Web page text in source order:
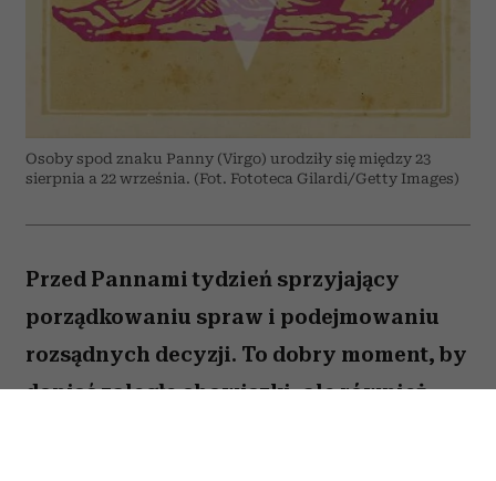
Osoby spod znaku Panny (Virgo) urodziły się między 23
sierpnia a 22 września. (Fot. Fototeca Gilardi/Getty Images)
Przed Pannami tydzień sprzyjający
porządkowaniu spraw i podejmowaniu
rozsądnych decyzji. To dobry moment, by
dopiąć zaległe obowiązki, ale również